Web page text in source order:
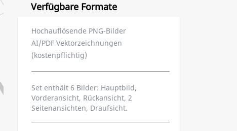
Verfügbare Formate
Hochauflösende PNG-Bilder
AI/PDF Vektorzeichnungen
(kostenpflichtig)
Set enthält 6 Bilder: Hauptbild,
Vorderansicht, Rückansicht, 2
Seitenansichten, Draufsicht.